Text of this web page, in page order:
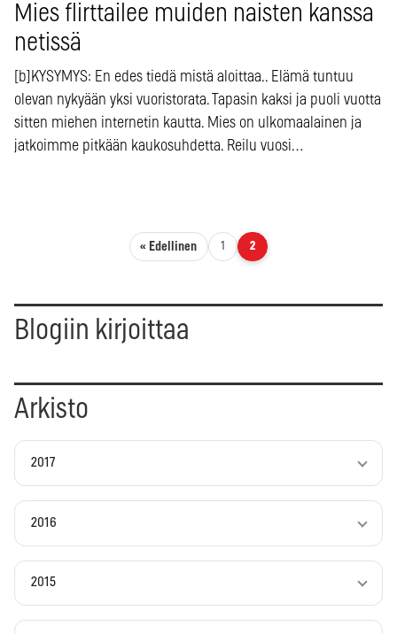
Mies flirttailee muiden naisten kanssa
netissä
[b]KYSYMYS: En edes tiedä mistä aloittaa.. Elämä tuntuu
olevan nykyään yksi vuoristorata. Tapasin kaksi ja puoli vuotta
sitten miehen internetin kautta. Mies on ulkomaalainen ja
jatkoimme pitkään kaukosuhdetta. Reilu vuosi…
Artikkelien sivutus
« Edellinen 1 2
Blogiin kirjoittaa
Arkisto
2017
2016
2015